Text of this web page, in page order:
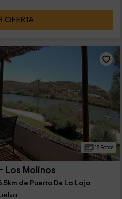
OFERTA
18 Fotos
Los Molinos
de Puerto De La Laja